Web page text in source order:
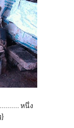
หนึ่ง